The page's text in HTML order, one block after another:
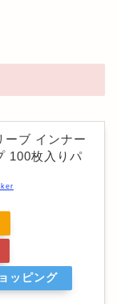
ーブ インナー
100枚入りパ
ッピング